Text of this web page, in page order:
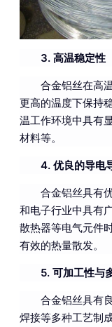
3. 高温稳定性
合金铝丝在高
更高的温度下保持
温工作环境中具有
材料等。
4. 优良的导电
合金铝丝具有
和电子行业中具有
散热器等电气元件
有效的热量散发。
5. 可加工性与
合金铝丝具有
焊接等多种工艺制